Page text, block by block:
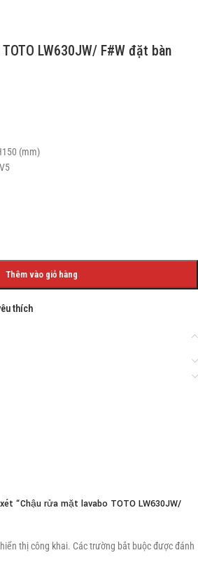
LW630JW/ F#W đặt bàn
(mm)
Thêm vào giỏ hàng
thích
“Chậu rửa mặt lavabo TOTO LW630JW/
thị công khai. Các trường bắt buộc được đánh